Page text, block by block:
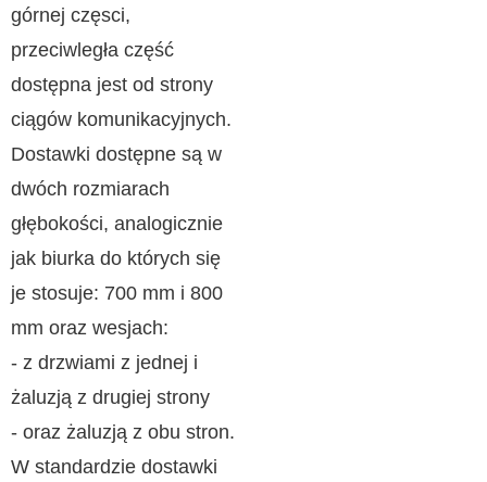
górnej częsci,
przeciwległa część
dostępna jest od strony
ciągów komunikacyjnych.
Dostawki dostępne są w
dwóch rozmiarach
głębokości, analogicznie
jak biurka do których się
je stosuje: 700 mm i 800
mm oraz wesjach:
- z drzwiami z jednej i
żaluzją z drugiej strony
- oraz żaluzją z obu stron.
W standardzie dostawki